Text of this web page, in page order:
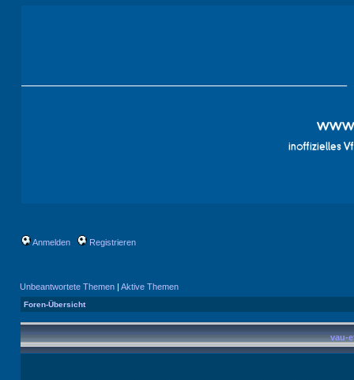
Anmelden Registrieren
Unbeantwortete Themen | Aktive Themen
Foren-Übersicht
vau-